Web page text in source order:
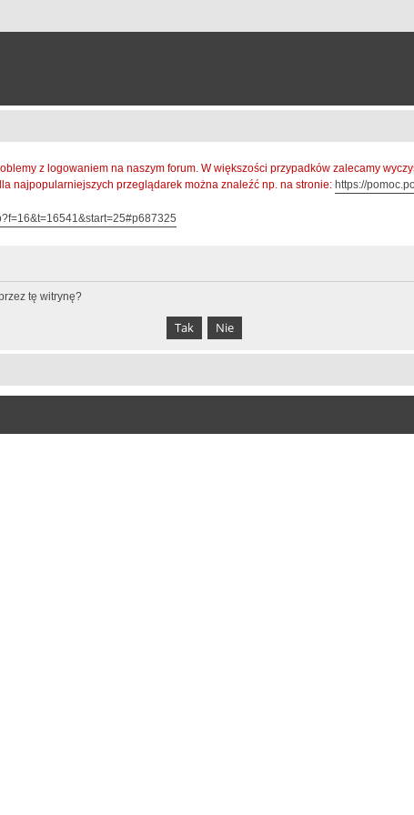
z logowaniem na naszym forum. W większości przypadków zalecamy
najpopularniejszych przeglądarek można znaleźć np. na stronie: https://
tę witrynę?